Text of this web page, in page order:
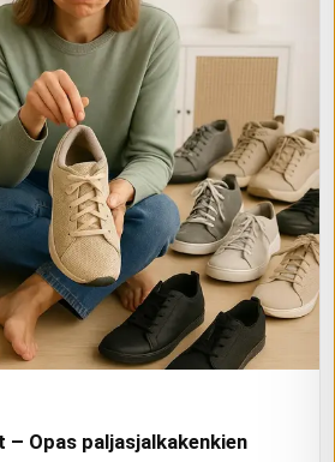
– Opas paljasjalkakenkien